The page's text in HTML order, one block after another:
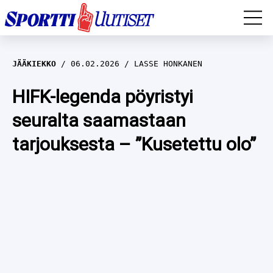
EM-YLEISURHEILU
JÄÄKIEKKO
YLEISURHEILU
WILMA HELTELÄ
TALVILAJIT
JÄÄKIEKKO 06.02.2026 LASSE HONKANEN
HIFK-legenda pöyristyi
seuralta saamastaan
tarjouksesta – ”Kusetettu olo”